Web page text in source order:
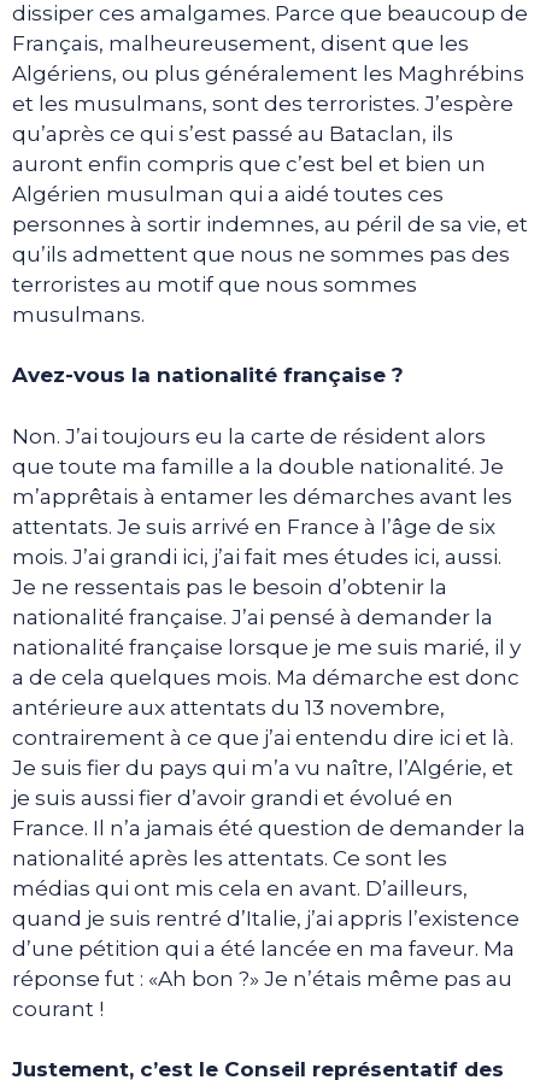
dissiper ces amalgames. Parce que beaucoup de
Français, malheureusement, disent que les
Algériens, ou plus généralement les Maghrébins
et les musulmans, sont des terroristes. J’espère
qu’après ce qui s’est passé au Bataclan, ils
auront enfin compris que c’est bel et bien un
Algérien musulman qui a aidé toutes ces
personnes à sortir indemnes, au péril de sa vie, et
qu’ils admettent que nous ne sommes pas des
terroristes au motif que nous sommes
musulmans.
Avez-vous la nationalité française ?
Non. J’ai toujours eu la carte de résident alors
que toute ma famille a la double nationalité. Je
m’apprêtais à entamer les démarches avant les
attentats. Je suis arrivé en France à l’âge de six
mois. J’ai grandi ici, j’ai fait mes études ici, aussi.
Je ne ressentais pas le besoin d’obtenir la
nationalité française. J’ai pensé à demander la
nationalité française lorsque je me suis marié, il y
a de cela quelques mois. Ma démarche est donc
antérieure aux attentats du 13 novembre,
contrairement à ce que j’ai entendu dire ici et là.
Je suis fier du pays qui m’a vu naître, l’Algérie, et
je suis aussi fier d’avoir grandi et évolué en
France. Il n’a jamais été question de demander la
nationalité après les attentats. Ce sont les
médias qui ont mis cela en avant. D’ailleurs,
quand je suis rentré d’Italie, j’ai appris l’existence
d’une pétition qui a été lancée en ma faveur. Ma
réponse fut : «Ah bon ?» Je n’étais même pas au
courant !
Justement, c’est le Conseil représentatif des